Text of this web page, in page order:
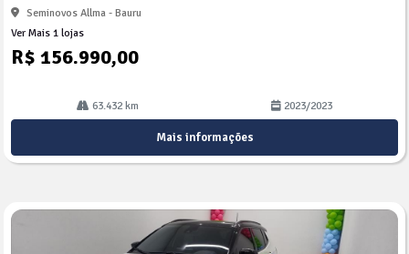
Seminovos Allma - Bauru
Ver Mais 1 lojas
R$ 156.990,00
63.432 km 2023/2023
Mais informações